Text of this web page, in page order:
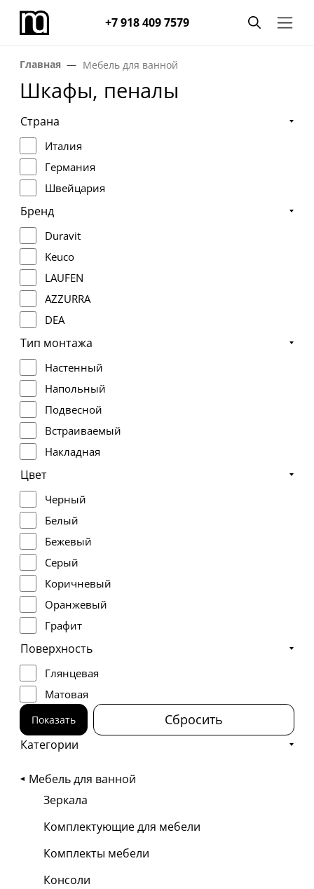
+7 918 409 7579
Главная Мебель для ванной
Шкафы, пеналы
Страна
Италия
Германия
Швейцария
Бренд
Duravit
Keuco
LAUFEN
AZZURRA
DEA
Тип монтажа
Настенный
Напольный
Подвесной
Встраиваемый
Накладная
Цвет
Черный
Белый
Бежевый
Серый
Коричневый
Оранжевый
Графит
Титан
Серебро
Поверхность
Глянцевая
Матовая
Показать Сбросить
Категории
Мебель для ванной
Зеркала
Комплектующие для мебели
Комплекты мебели
Консоли